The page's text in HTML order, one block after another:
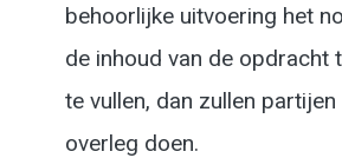
behoorlijke uitvoering het
de inhoud van de opdracht
te vullen, dan zullen
overleg doen.